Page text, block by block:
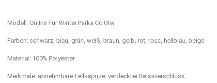
Modell: OnlIris Fur Winter Parka Cc Otw
Farben: schwarz, blau, grün, weiß, braun, gelb, rot, rosa, hellblau, beige
Material: 100% Polyester
Merkmale: abnehmbare Fellkapuze, verdeckter Reissverschluss,